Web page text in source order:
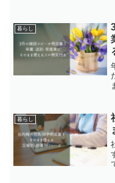
暮らし
暮らし